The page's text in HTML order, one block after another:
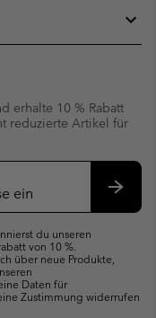
erhalte 10 % Rabatt
reduzierte Artikel für
du unseren
von 10 %.
über neue Produkte,
Daten für
Zustimmung widerrufen